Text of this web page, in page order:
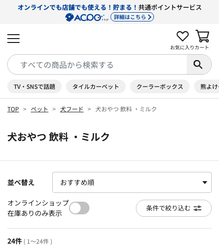
オンラインでも店舗でも使える！貯まる！ 共通ポイントサービス
詳細はこちら
お気に入り カート
TV・SNSで話題 タイルカーペット クーラーボックス 熊よ
TOP ペット 犬フード 犬おやつ 飲料 ・ミルク
犬おやつ 飲料 ・ミルク
並べ替え
オンラインショップ
在庫ありのみ表示
条件で絞り込む
24件 ( 1～24件 )